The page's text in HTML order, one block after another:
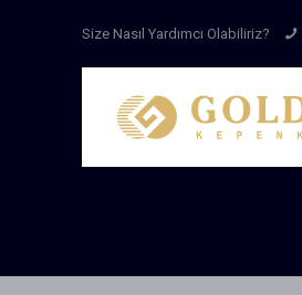
Size Nasıl Yardımcı Olabiliriz?